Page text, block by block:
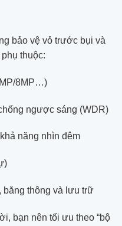
bảo vệ vỏ trước bụi và
thuộc:
8MP…)
ngược sáng (WDR)
năng nhìn đêm
băng thông và lưu trữ
bạn nên tối ưu theo “bộ